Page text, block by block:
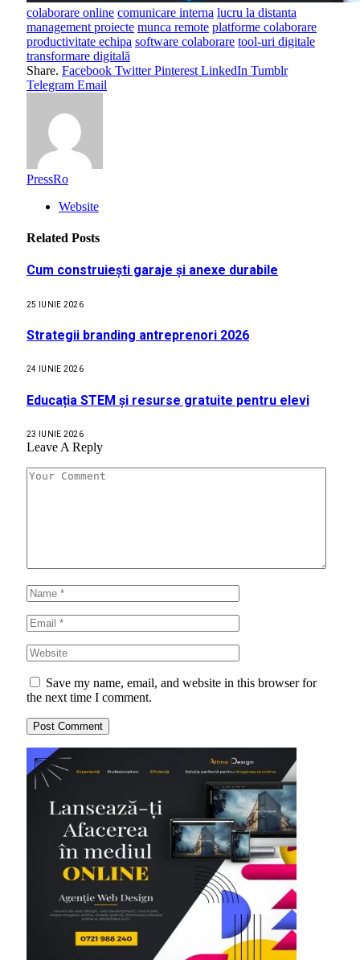
colaborare online comunicare interna lucru la distanta
management proiecte munca remote platforme colaborare
productivitate echipa software colaborare tool-uri digitale
transformare digitală
Share. Facebook Twitter Pinterest LinkedIn Tumblr
Telegram Email
PressRo
Website
Related Posts
Cum construiești garaje și anexe durabile
25 IUNIE 2026
Strategii branding antreprenori 2026
24 IUNIE 2026
Educația STEM și resurse gratuite pentru elevi
23 IUNIE 2026
Leave A Reply
Save my name, email, and website in this browser for
the next time I comment.